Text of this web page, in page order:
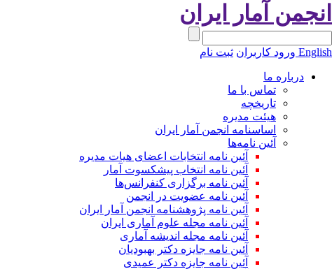
انجمن آمار ایران
English ورود کاربران ثبت نام
درباره ما
تماس با ما
تاریخچه
هیئت مدیره
اساسنامه انجمن آمار ایران
آئین نامه‌ها
آئین نامه انتخابات اعضای هیات مدیره
آئین نامه انتخاب پیشکسوت آمار
آئین نامه برگزاری کنفرانس‌ها
آئین نامه عضویت در انجمن
آئین نامه پژوهشنامه انجمن آمار ایران
آئین نامه مجله علوم آماری ایران
آئین نامه مجله اندیشه آماری
آئین‌ نامه جایزه دکتر بهبودیان
آئین نامه جایزه دکتر عمیدی